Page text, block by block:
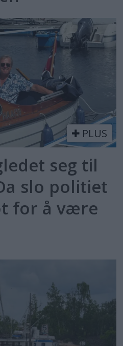
PLUS
seg til
slo politiet
for å være